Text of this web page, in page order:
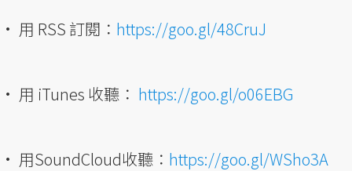
• 用 RSS 訂閱： https://goo.gl/48CruJ
• 用 iTunes 收聽： https://goo.gl/o06EBG
• 用SoundCloud收聽： https://goo.gl/WSho3A